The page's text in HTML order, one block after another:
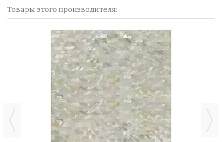
Товары этого производителя: